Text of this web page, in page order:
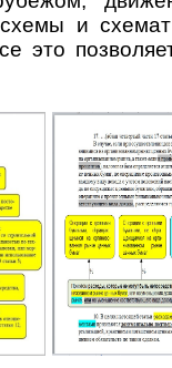
и
это